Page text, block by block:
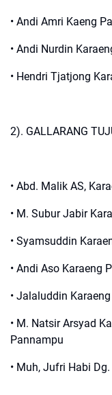
• Andi Amri Kaeng
• Andi Nurdin
• Hendri Tjatjong
2). GALLARANG
• Abd. Malik AS,
• M. Subur Jabir
• Syamsuddin
• Andi Aso Karaeng
• Jalaluddin
• M. Natsir Arsyad
Pannampu
• Muh, Jufri Habi